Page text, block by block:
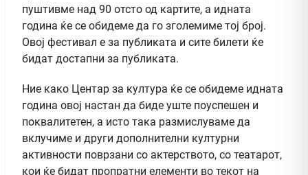
пуштивме над 90 отсто од картите, а идната
година ќе се обидеме да го зголемиме тој број.
Овој фестивал е за публиката и сите билети ќе
бидат достапни за публиката.
Ние како Центар за култура ќе се обидеме идната
година овој настан да биде уште поуспешен и
поквалитетен, а исто така размислуваме да
вклучиме и други дополнителни културни
активности поврзани со актерството, со театарот,
кои ќе бидат пропратни елементи во текот на